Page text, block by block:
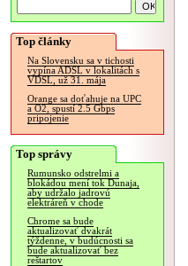
Top články
Na Slovensku sa v tichosti
vypína ADSL v lokalitách s
VDSL, už 31. mája
Orange sa doťahuje na UPC
a O2, spustí 2.5 Gbps
pripojenie
Top správy
Rumunsko odstrelmi a
blokádou mení tok Dunaja,
aby udržalo jadrovú
elektráreň v chode
Chrome sa bude
aktualizovať dvakrát
týždenne, v budúcnosti sa
bude aktualizovať bez
reštartov